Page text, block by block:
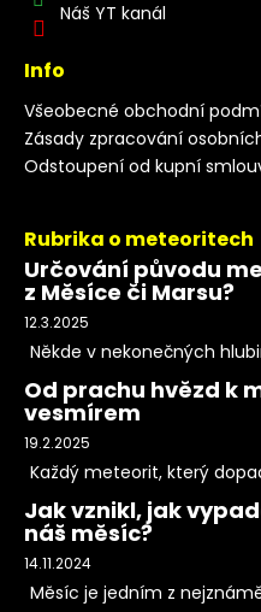
Náš YT kanál
Info
Všeobecné obchodní
Zásady zpracování
Odstoupení od kupní
Rubrika o meteoritech
Určování původu
z Měsíce či Marsu?
12.3.2025
Někde v nekonečných
Od prachu hvězd k
vesmírem
19.2.2025
Každý meteorit, který
Jak vznikl, jak
náš měsíc?
14.11.2024
Měsíc je jedním z